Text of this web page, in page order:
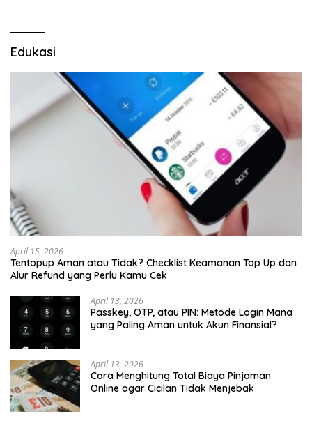
Edukasi
April 15, 2026
Tentopup Aman atau Tidak? Checklist Keamanan Top Up dan
Alur Refund yang Perlu Kamu Cek
April 13, 2026
Passkey, OTP, atau PIN: Metode Login Mana
yang Paling Aman untuk Akun Finansial?
April 13, 2026
Cara Menghitung Total Biaya Pinjaman
Online agar Cicilan Tidak Menjebak